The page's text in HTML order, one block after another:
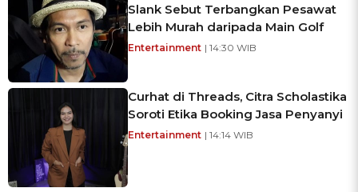
Slank Sebut Terbangkan Pesawat
Lebih Murah daripada Main Golf
Entertainment | 14:30 WIB
Curhat di Threads, Citra Scholastika
Soroti Etika Booking Jasa Penyanyi
Entertainment | 14:14 WIB